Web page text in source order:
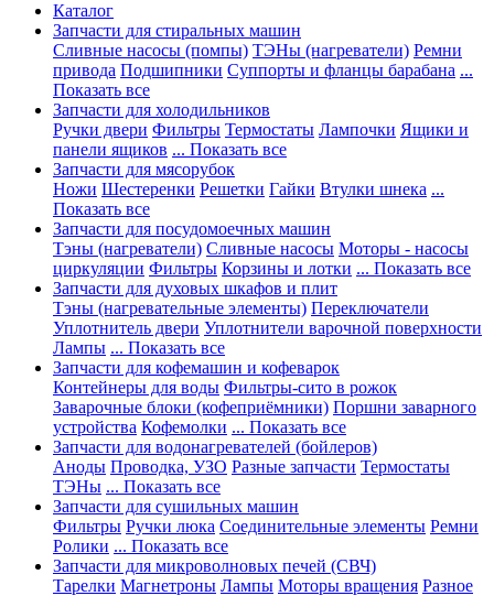
Каталог
Запчасти для стиральных машин
Сливные насосы (помпы) ТЭНы (нагреватели) Ремни
привода Подшипники Суппорты и фланцы барабана ...
Показать все
Запчасти для холодильников
Ручки двери Фильтры Термостаты Лампочки Ящики и
панели ящиков ... Показать все
Запчасти для мясорубок
Ножи Шестеренки Решетки Гайки Втулки шнека ...
Показать все
Запчасти для посудомоечных машин
Тэны (нагреватели) Сливные насосы Моторы - насосы
циркуляции Фильтры Корзины и лотки ... Показать все
Запчасти для духовых шкафов и плит
Тэны (нагревательные элементы) Переключатели
Уплотнитель двери Уплотнители варочной поверхности
Лампы ... Показать все
Запчасти для кофемашин и кофеварок
Контейнеры для воды Фильтры-сито в рожок
Заварочные блоки (кофеприёмники) Поршни заварного
устройства Кофемолки ... Показать все
Запчасти для водонагревателей (бойлеров)
Аноды Проводка, УЗО Разные запчасти Термостаты
ТЭНы ... Показать все
Запчасти для сушильных машин
Фильтры Ручки люка Соединительные элементы Ремни
Ролики ... Показать все
Запчасти для микроволновых печей (СВЧ)
Тарелки Магнетроны Лампы Моторы вращения Разное